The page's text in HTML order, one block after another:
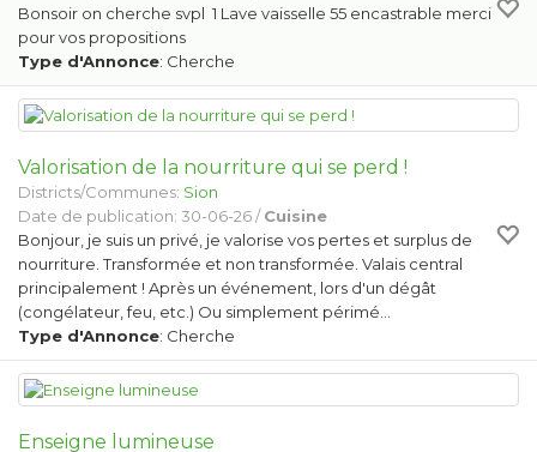
Bonsoir on cherche svpl 1 Lave vaisselle 55 encastrable merci
pour vos propositions
Type d'Annonce: Cherche
Valorisation de la nourriture qui se perd !
Districts/Communes: Sion
Date de publication: 30-06-26 /Cuisine
Bonjour, je suis un privé, je valorise vos pertes et surplus de
nourriture. Transformée et non transformée. Valais central
principalement ! Après un événement, lors d'un dégât
(congélateur, feu, etc.) Ou simplement périmé…
Type d'Annonce: Cherche
Enseigne lumineuse